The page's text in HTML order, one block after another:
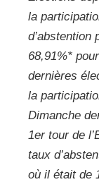
la
d’abstention
68,91%*
dernières
la
Dimanche
1er tour de
taux
où il était de